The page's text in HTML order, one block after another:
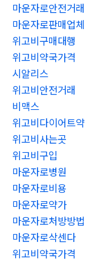
마운자로안전거래
마운자로판매업체
위고비구매대행
위고비약국가격
시알리스
위고비안전거래
비맥스
위고비다이어트약
위고비사는곳
위고비구입
마운자로병원
마운자로비용
마운자로약가
마운자로처방방법
마운자로삭센다
위고비약국가격